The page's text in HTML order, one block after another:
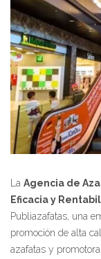
La Agencia de
Eficacia y
Publiazafatas, una
promoción de alta
azafatas y